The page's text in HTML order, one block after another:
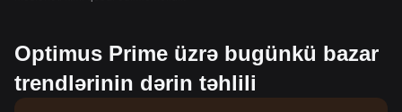
Optimus Prime üzrə bugünkü bazar
trendlərinin dərin təhlili